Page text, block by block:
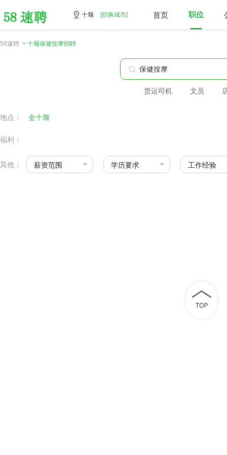
十堰 [切换城市] 首页 职位
58速聘 > 十堰保健按摩招聘
货运司机 文员
地点： 全十堰
福利：
其他： 薪资范围 学历要求 工作经验